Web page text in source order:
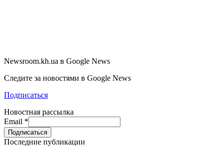
Newsroom.kh.ua в Google News
Следите за новостями в Google News
Подписаться
Новостная рассылка
Email *
Последние публикации